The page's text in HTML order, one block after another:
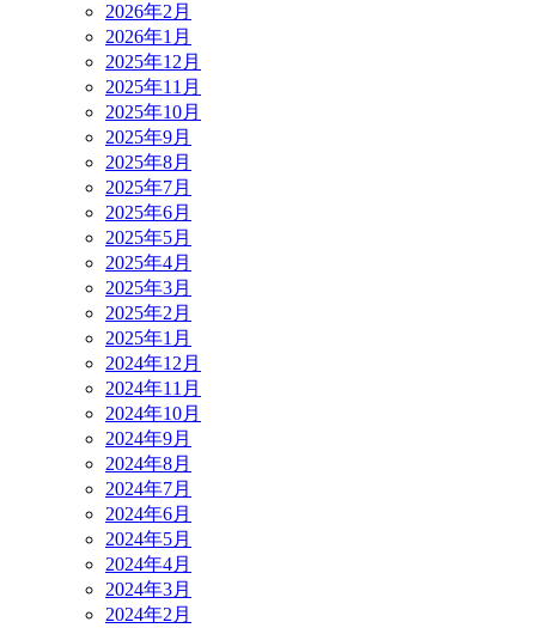
2026年2月
2026年1月
2025年12月
2025年11月
2025年10月
2025年9月
2025年8月
2025年7月
2025年6月
2025年5月
2025年4月
2025年3月
2025年2月
2025年1月
2024年12月
2024年11月
2024年10月
2024年9月
2024年8月
2024年7月
2024年6月
2024年5月
2024年4月
2024年3月
2024年2月